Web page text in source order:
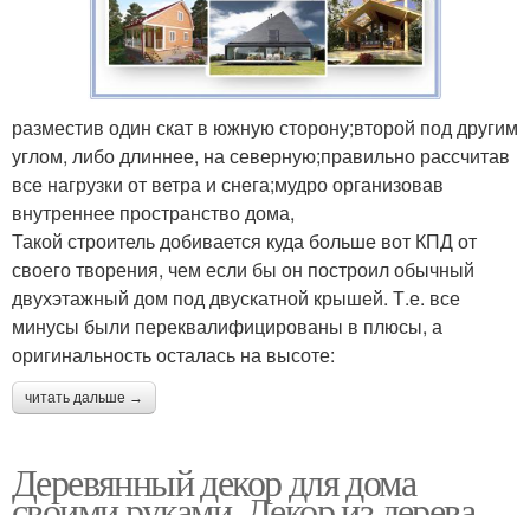
разместив один скат в южную сторону;второй под другим
углом, либо длиннее, на северную;правильно рассчитав
все нагрузки от ветра и снега;мудро организовав
внутреннее пространство дома,
Такой строитель добивается куда больше вот КПД от
своего творения, чем если бы он построил обычный
двухэтажный дом под двускатной крышей. Т.е. все
минусы были переквалифицированы в плюсы, а
оригинальность осталась на высоте:
читать дальше →
Деревянный декор для дома